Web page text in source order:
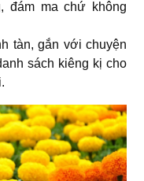
đám ma chứ không
tàn, gắn với chuyện
sách kiêng kị cho